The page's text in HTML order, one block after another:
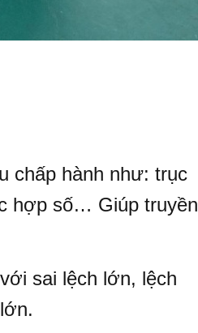
chấp hành như: trục
hợp số… Giúp truyền
sai lệch lớn, lệch